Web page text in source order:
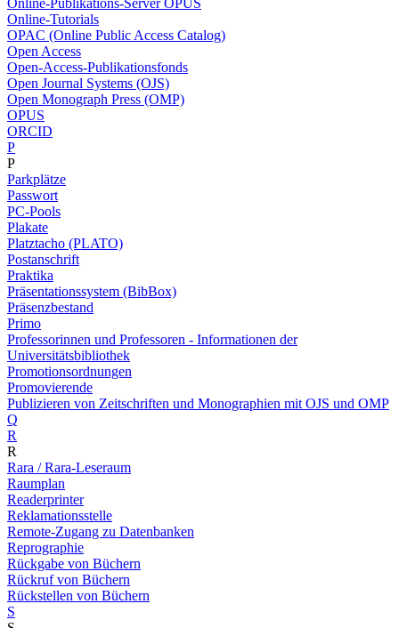
Online-Publikations-Server OPUS
Online-Tutorials
OPAC (Online Public Access Catalog)
Open Access
Open-Access-Publikationsfonds
Open Journal Systems (OJS)
Open Monograph Press (OMP)
OPUS
ORCID
P
P
Parkplätze
Passwort
PC-Pools
Plakate
Platztacho (PLATO)
Postanschrift
Praktika
Präsentationssystem (BibBox)
Präsenzbestand
Primo
Professorinnen und Professoren - Informationen der
Universitätsbibliothek
Promotionsordnungen
Promovierende
Publizieren von Zeitschriften und Monographien mit OJS und OMP
Q
R
R
Rara / Rara-Leseraum
Raumplan
Readerprinter
Reklamationsstelle
Remote-Zugang zu Datenbanken
Reprographie
Rückgabe von Büchern
Rückruf von Büchern
Rückstellen von Büchern
S